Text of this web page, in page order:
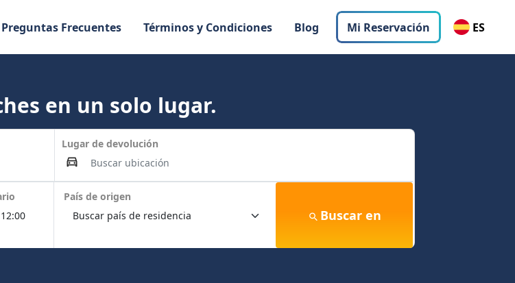
Preguntas Frecuentes Términos y Condiciones Blog Mi Reservación ES
en un solo lugar.
Lugar de devolución
País de origen
Buscar en